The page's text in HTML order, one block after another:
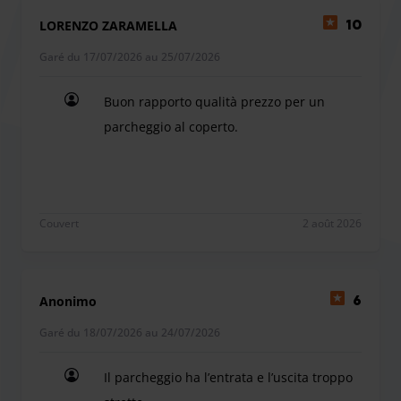
La carte de stationnement pour personnes handicapées
Votre confirmation de vol (billet départ).
sera appliqué. Des places réservées payantes sont
également disponibles au parking P3 si nécessaire.
LORENZO ZARAMELLA 10
Garé du 17/07/2026 au 25/07/2026
Buon rapporto qualità prezzo per un
parcheggio al coperto.
Couvert 2 août 2026
Anonimo 6
Garé du 18/07/2026 au 24/07/2026
Il parcheggio ha l’entrata e l’uscita troppo